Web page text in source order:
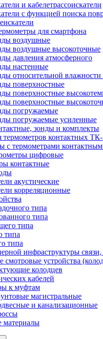
и кабелетрассоискатели
с функцией поиска
для смартфона
воздушные
воздушные высокоточные
давления атмосферного
настенные
относительной
поверхностные
поверхностные
поверхностные
погружаемые
погружаемые усиленные
зонды и комплекты
термометров контактных
с термометрами
цифровые
контактные
акустические
корреляционные
типа
типа
типа
типа
типа
инфраструктуры
смотровые устройства
колодцев
кабелей
к муфтам
магистральные
и канализационные
материалы